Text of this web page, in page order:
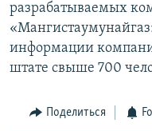
разрабатываемых
информации
штате свыше 700
Поделиться